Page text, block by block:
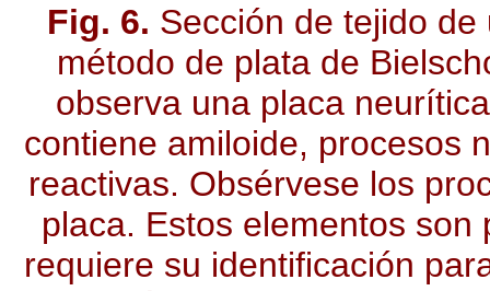
Fig. 6. Sección de tejido
método de plata de
observa una placa
contiene amiloide, procesos
reactivas. Obsérvese los
placa. Estos elementos
requiere su identificación